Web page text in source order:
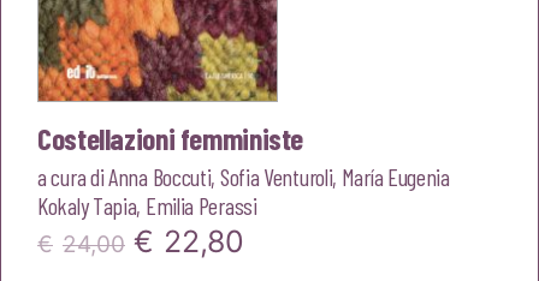
Costellazioni femministe
a cura diAnna Boccuti, Sofia Venturoli, María Eugenia
Kokaly Tapia, Emilia Perassi
€ 24,00 Il
€ 22,80